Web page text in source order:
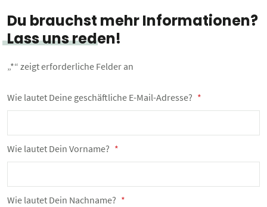
Du brauchst mehr Informationen?
Lass uns reden!
„*“ zeigt erforderliche Felder an
Wie lautet Deine geschäftliche E-Mail-Adresse? *
Wie lautet Dein Vorname? *
Wie lautet Dein Nachname? *